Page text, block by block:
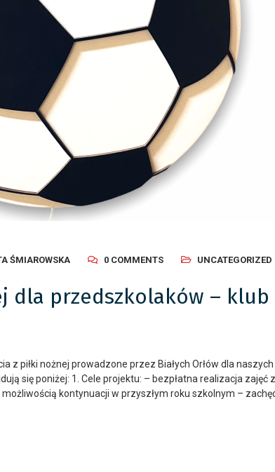
ŚMIAROWSKA 0 COMMENTS UNCATEGORIZED
dla przedszkolaków – klub
z piłki nożnej prowadzone przez Białych Orłów dla naszych
się poniżej: 1. Cele projektu: – bezpłatna realizacja zajęć z
kontynuacji w przyszłym roku szkolnym –